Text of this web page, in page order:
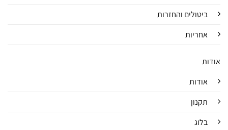
ביטולים והחזרות
אחריות
אודות
אודות
תקנון
בלוג